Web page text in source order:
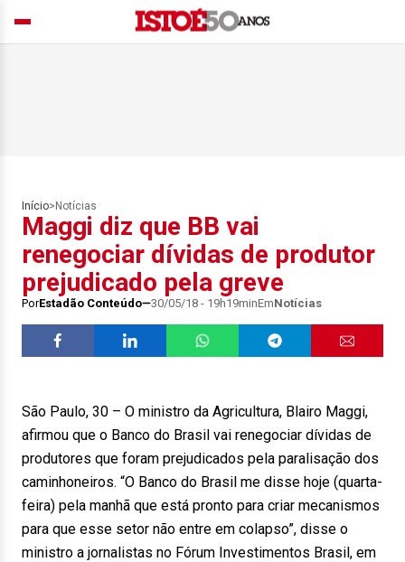
Início> Notícias
Maggi diz que BB vai
renegociar dívidas de produtor
prejudicado pela greve
PorEstadão Conteúdo 30/05/18 - 19h19minEmNotícias
São Paulo, 30 – O ministro da Agricultura, Blairo Maggi,
afirmou que o Banco do Brasil vai renegociar dívidas de
produtores que foram prejudicados pela paralisação dos
caminhoneiros. “O Banco do Brasil me disse hoje (quarta-
feira) pela manhã que está pronto para criar mecanismos
para que esse setor não entre em colapso”, disse o
ministro a jornalistas no Fórum Investimentos Brasil, em